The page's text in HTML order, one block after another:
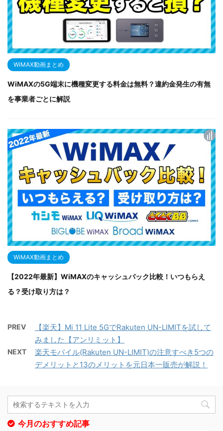
WiMAX動画まとめ
WiMAXの5G端末に機種変更する料金は無料？違約金発生の有無
を事業者ごとに解説
WiMAX動画まとめ
【2022年最新】WiMAXのキャッシュバック比較！いつもらえ
る？受け取り方は？
PREV
【楽天】Mi 11 Lite 5GでRakuten UN-LIMITを試して
みました【アンリミット】
NEXT
楽天モバイル(Rakuten UN-LIMIT)の注意すべき5つの
デメリットと13のメリットを元日本一販売が解説！
今月のおすすめ記事